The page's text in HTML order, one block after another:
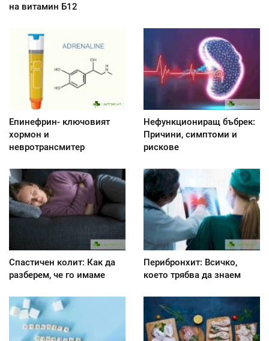
на витамин Б12
Епинефрин- ключовият
хормон и
невротрансмитер
Нефункциониращ бъбрек:
Причини, симптоми и
рискове
Спастичен колит: Как да
разберем, че го имаме
Перибронхит: Всичко,
което трябва да знаем